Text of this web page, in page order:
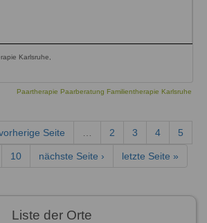
Karlsruhe,
Paartherapie Paarberatung Familientherapie Karlsruhe
Seite 2 3 4 5
10 nächste Seite › letzte Seite »
Liste der Orte